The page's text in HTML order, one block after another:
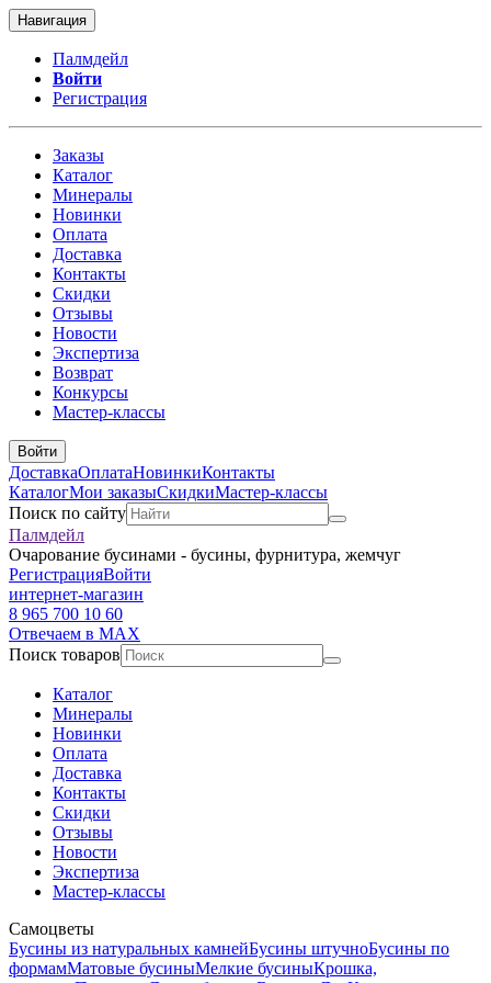
Навигация
Палмдейл
Войти
Регистрация
Заказы
Каталог
Минералы
Новинки
Оплата
Доставка
Контакты
Скидки
Отзывы
Новости
Экспертиза
Возврат
Конкурсы
Мастер-классы
Войти
ДоставкаОплатаНовинкиКонтакты
КаталогМои заказыСкидкиМастер-классы
Поиск по сайту
Палмдейл
Очарование бусинами - бусины, фурнитура, жемчуг
РегистрацияВойти
интернет-магазин
8 965 700 10 60
Отвечаем в MAX
Поиск товаров
Каталог
Минералы
Новинки
Оплата
Доставка
Контакты
Скидки
Отзывы
Новости
Экспертиза
Мастер-классы
Самоцветы
Бусины из натуральных камнейБусины штучноБусины по
формамМатовые бусиныМелкие бусиныКрошка,